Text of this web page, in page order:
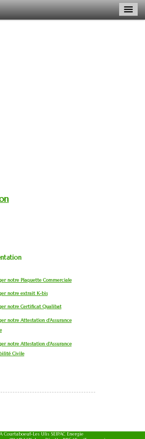
notre Plaquette Commerciale
notre extrait K-bis
notre Certificat Qualibat
notre Attestation d'Assurance
notre Attestation d'Assurance
Civile
Courtaboeuf-Les Ulis SEIPAC Energie